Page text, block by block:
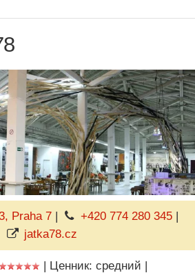
Praha 7| +420 774 280 345 |
jatka78.cz
| Ценник: средний |